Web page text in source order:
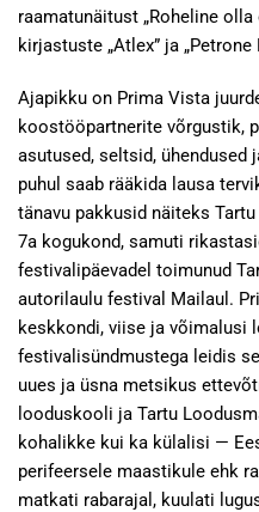
raamatunäitust „Roheline
kirjastuste „Atlex” ja
Ajapikku on Prima Vista
koostööpartnerite võrgustik,
asutused, seltsid, ühendused
puhul saab rääkida lausa
tänavu pakkusid näiteks
7a kogukond, samuti
festivalipäevadel toimunud
autorilaulu festival Mailaul.
keskkondi, viise ja võimalusi
festivalisündmustega leidis
uues ja üsna metsikus
looduskooli ja Tartu
kohalikke kui ka külalisi —
perifeersele maastikule ehk
matkati rabarajal, kuulati